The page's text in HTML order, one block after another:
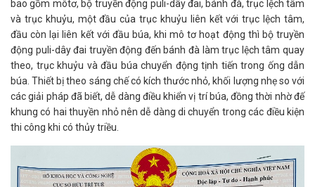
bao gồm môtơ, bộ truyền động puli-dây đai, bánh đà, trục lệch tâm
và trục khuỷu, một đầu của trục khuỷu liên kết với trục lệch tâm,
đầu còn lại liên kết với đầu búa, khi mô tơ hoạt động thì bộ truyền
động puli-dây đai truyền động đến bánh đà làm trục lệch tâm quay
theo, trục khuỷu và đầu búa chuyển động tịnh tiến trong ống dẫn
búa. Thiết bị theo sáng chế có kích thước nhỏ, khối lượng nhẹ so với
các giải pháp đã biết, dễ dàng điều khiển vị trí búa, đồng thời nhờ đế
khung có hai thuyền nhỏ nên dễ dàng di chuyển trong các điều kiện
thi công khi có thủy triều.